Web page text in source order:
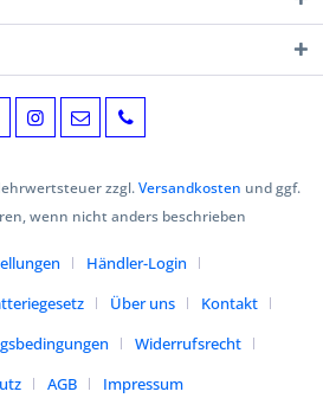
zzgl.Versandkosten und ggf.
wenn nicht anders beschrieben
Händler-Login
Über uns
Kontakt
Widerrufsrecht
AGB Impressum